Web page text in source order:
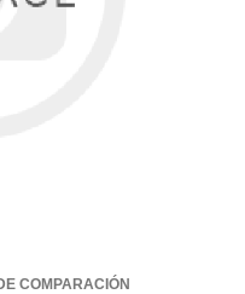
COMPARACIÓN